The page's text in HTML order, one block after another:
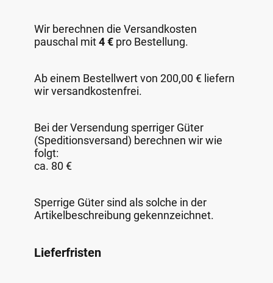
Wir berechnen die Versandkosten
pauschal mit4 € pro Bestellung.
Ab einem Bestellwert von 200,00 € liefern
wir versandkostenfrei.
Bei der Versendung sperriger Güter
(Speditionsversand) berechnen wir wie
folgt:
ca. 80 €
Sperrige Güter sind als solche in der
Artikelbeschreibung gekennzeichnet.
Lieferfristen